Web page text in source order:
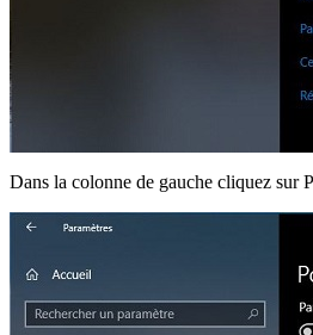
Dans la colonne de gauche cliquez sur